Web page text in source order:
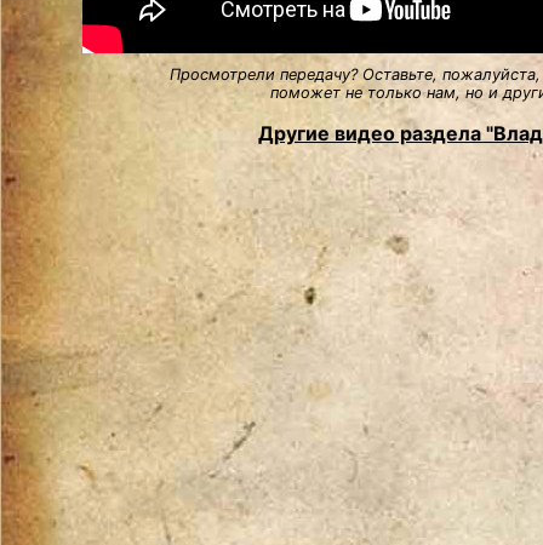
Просмотрели передачу? Оставьте,
поможет не только нам, но и
Другие видео раздела